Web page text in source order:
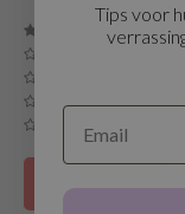
Care
Labs
Tips voor